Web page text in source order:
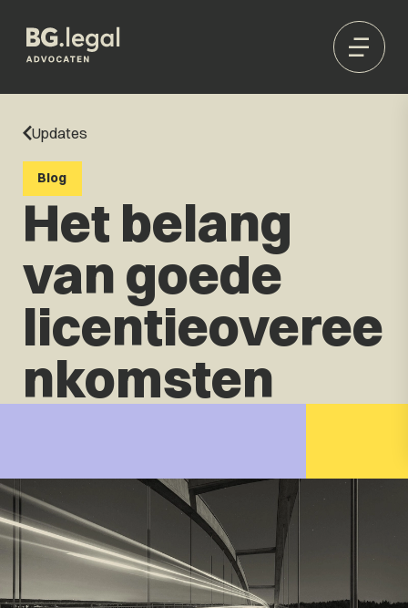
Updates
Blog
Het belang
van goede
licentieoveree
nkomsten